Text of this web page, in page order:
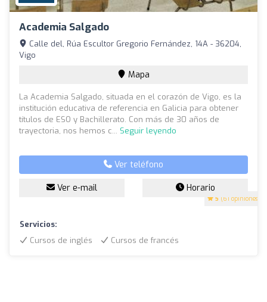
Academia Salgado
5 (61 opiniones)
Calle del, Rúa Escultor Gregorio Fernández, 14A - 36204,
Vigo
Mapa
La Academia Salgado, situada en el corazón de Vigo, es la
institución educativa de referencia en Galicia para obtener
títulos de ESO y Bachillerato. Con más de 30 años de
trayectoria, nos hemos c... Seguir leyendo
Ver teléfono
Ver e-mail Horario
Servicios:
Cursos de inglés
Cursos de francés